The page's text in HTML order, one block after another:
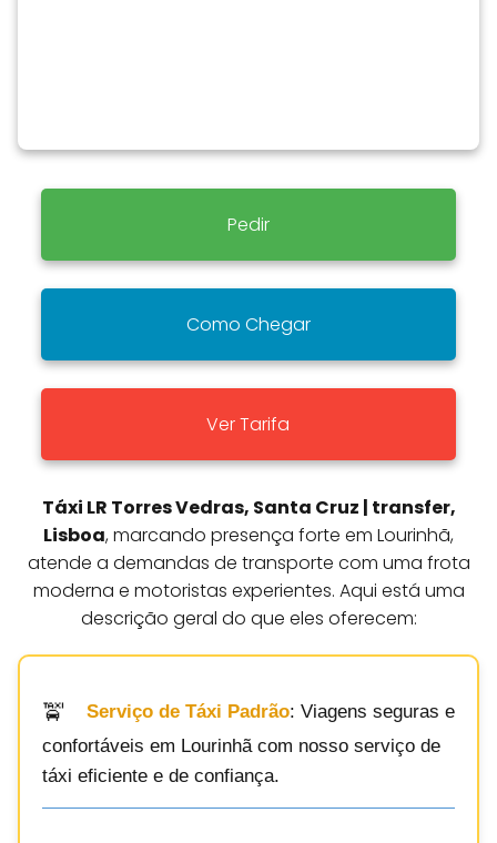
Pedir
Como Chegar
Ver Tarifa
Táxi LR Torres Vedras, Santa Cruz | transfer,
Lisboa, marcando presença forte em Lourinhã,
atende a demandas de transporte com uma frota
moderna e motoristas experientes. Aqui está uma
descrição geral do que eles oferecem:
Serviço de Táxi Padrão: Viagens seguras e
confortáveis em Lourinhã com nosso serviço de
táxi eficiente e de confiança.